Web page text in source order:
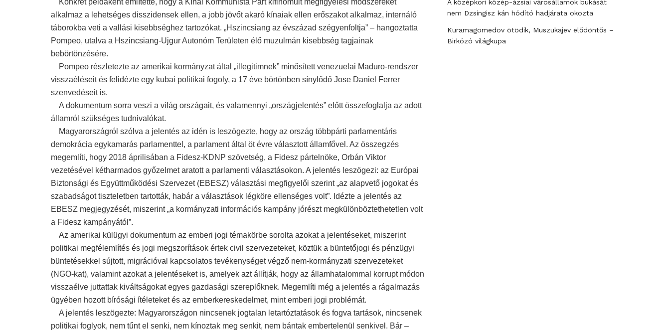
Konkrét példaként említette, hogy a Kínai Kommunista Párt kifinomult megfigyelési módszereket
alkalmaz a lehetséges disszidensek ellen, a jobb jövőt akaró kínaiak ellen erőszakot alkalmaz, internáló
táborokba veti a vallási kisebbséghez tartozókat. „Hszincsiang az évszázad szégyenfoltja” – hangoztatta
Pompeo, utalva a Hszincsiang-Ujgur Autonóm Területen élő muzulmán kisebbség tagjainak
bebörtönzésére.
Pompeo részletezte az amerikai kormányzat által „illegitimnek” minősített venezuelai Maduro-rendszer
visszaéléseit és felidézte egy kubai politikai fogoly, a 17 éve börtönben sínylődő Jose Daniel Ferrer
szenvedéseit is.
A dokumentum sorra veszi a világ országait, és valamennyi „országjelentés” előtt összefoglalja az adott
államról szükséges tudnivalókat.
Magyarországról szólva a jelentés az idén is leszögezte, hogy az ország többpárti parlamentáris
demokrácia egykamarás parlamenttel, a parlament által öt évre választott államfővel. Az összegzés
megemlíti, hogy 2018 áprilisában a Fidesz-KDNP szövetség, a Fidesz pártelnöke, Orbán Viktor
vezetésével kétharmados győzelmet aratott a parlamenti választásokon. A jelentés leszögezi: az Európai
Biztonsági és Együttműködési Szervezet (EBESZ) választási megfigyelői szerint „az alapvető jogokat és
szabadságot tiszteletben tartották, habár a választások légköre ellenséges volt”. Idézte a jelentés az
EBESZ megjegyzését, miszerint „a kormányzati információs kampány jórészt megkülönböztethetetlen volt
a Fidesz kampányától”.
Az amerikai külügyi dokumentum az emberi jogi témakörbe sorolta azokat a jelentéseket, miszerint
politikai megfélemlítés és jogi megszorítások értek civil szervezeteket, köztük a büntetőjogi és pénzügyi
büntetésekkel sújtott, migrációval kapcsolatos tevékenységet végző nem-kormányzati szervezeteket
(NGO-kat), valamint azokat a jelentéseket is, amelyek azt állítják, hogy az államhatalommal korrupt módon
visszaélve juttattak kiváltságokat egyes gazdasági szereplőknek. Megemlíti még a jelentés a rágalmazás
ügyében hozott bírósági ítéleteket és az emberkereskedelmet, mint emberi jogi problémát.
A jelentés leszögezte: Magyarországon nincsenek jogtalan letartóztatások és fogva tartások, nincsenek
politikai foglyok, nem tűnt el senki, nem kínoztak meg senkit, nem bántak embertelenül senkivel. Bár –
A középkori közép-ázsiai városállamok bukását
nem Dzsingisz kán hódító hadjárata okozta
Kuramagomedov ötödik, Muszukajev elődöntős –
Birkózó világkupa